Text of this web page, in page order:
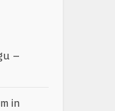
–
in